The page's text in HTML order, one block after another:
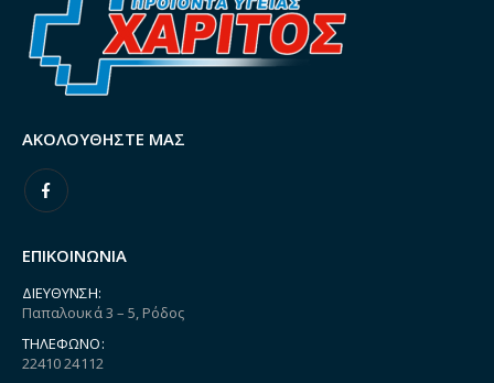
ΑΚΟΛΟΥΘΉΣΤΕ ΜΑΣ
ΕΠΙΚΟΙΝΩΝΙΑ
ΔΙΕΎΘΥΝΣΗ:
Παπαλουκά 3 – 5, Ρόδος
ΤΗΛΈΦΩΝΟ:
22410 24112